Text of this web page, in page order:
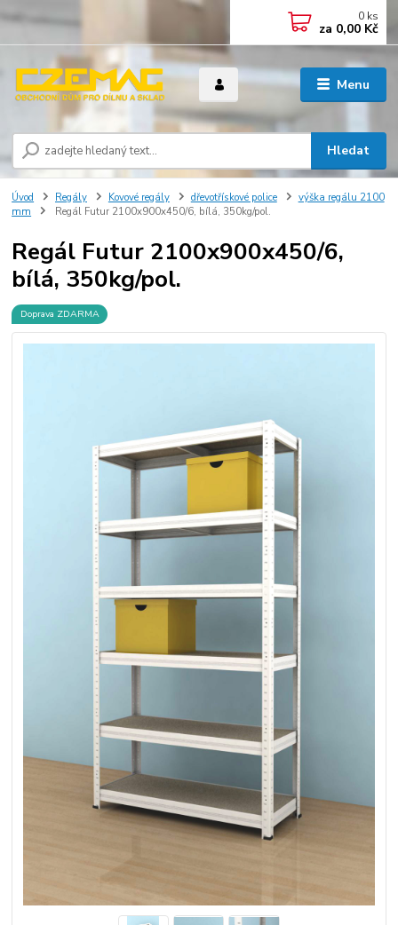
Menu
Hledat
0 ks
za 0,00 Kč
Úvod Regály Kovové regály dřevotřískové police
výška regálu 2100
mm
Regál Futur 2100x900x450/6, bílá, 350kg/pol.
Regál Futur 2100x900x450/6,
bílá, 350kg/pol.
Doprava ZDARMA